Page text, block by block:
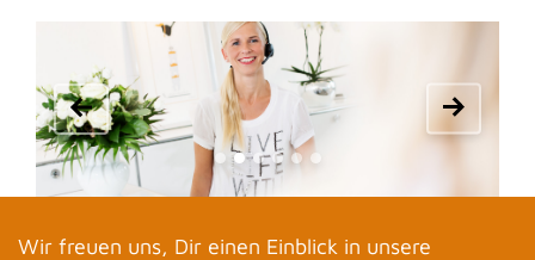
Wir freuen uns, Dir einen Einblick in unsere